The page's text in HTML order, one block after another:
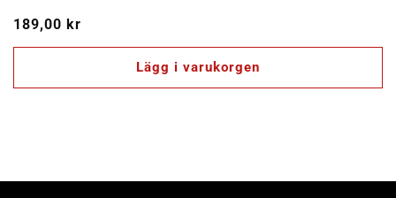
Ordinarie
pris
189,00 kr
Lägg i varukorgen